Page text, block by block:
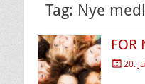
Tag: Nye
FOR
Udgivet
20.